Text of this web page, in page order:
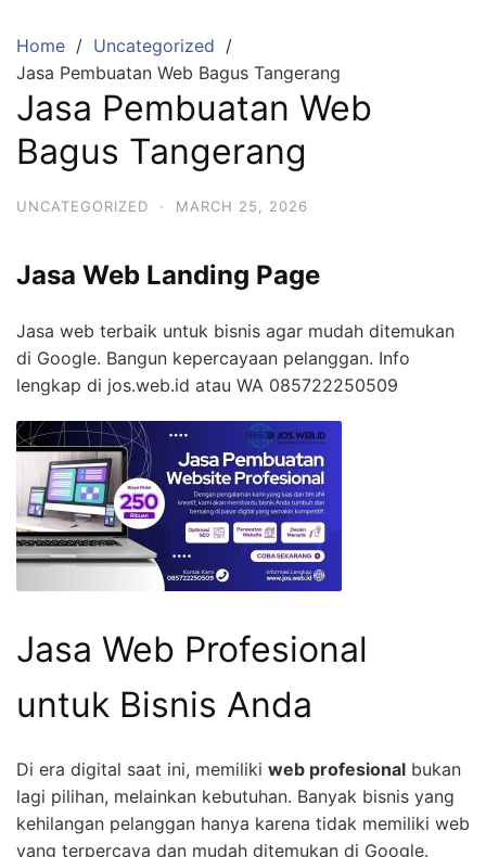
content
Home
Uncategorized
Jasa Pembuatan Web Bagus Tangerang
Jasa Pembuatan Web
Bagus Tangerang
UNCATEGORIZED · MARCH 25, 2026
Jasa Web Landing Page
Jasa web terbaik untuk bisnis agar mudah ditemukan
di Google. Bangun kepercayaan pelanggan. Info
lengkap di jos.web.id atau WA 085722250509
Jasa Web Profesional
untuk Bisnis Anda
Di era digital saat ini, memiliki web profesional bukan
lagi pilihan, melainkan kebutuhan. Banyak bisnis yang
kehilangan pelanggan hanya karena tidak memiliki web
yang terpercaya dan mudah ditemukan di Google.